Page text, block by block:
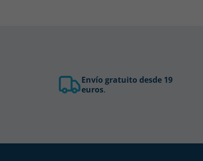
Envío gratuito desde 19
euros.